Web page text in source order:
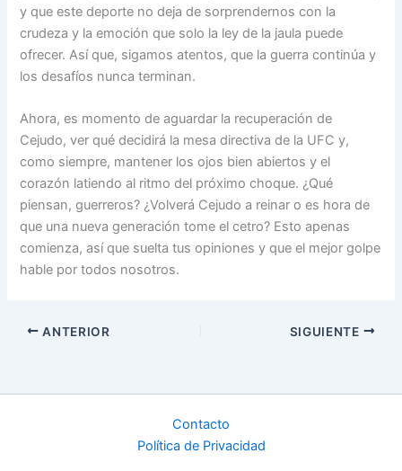
y que este deporte no deja de sorprendernos con la
crudeza y la emoción que solo la ley de la jaula puede
ofrecer. Así que, sigamos atentos, que la guerra continúa y
los desafíos nunca terminan.
Ahora, es momento de aguardar la recuperación de
Cejudo, ver qué decidirá la mesa directiva de la UFC y,
como siempre, mantener los ojos bien abiertos y el
corazón latiendo al ritmo del próximo choque. ¿Qué
piensan, guerreros? ¿Volverá Cejudo a reinar o es hora de
que una nueva generación tome el cetro? Esto apenas
comienza, así que suelta tus opiniones y que el mejor golpe
hable por todos nosotros.
ANTERIOR SIGUIENTE
Contacto
Política de Privacidad